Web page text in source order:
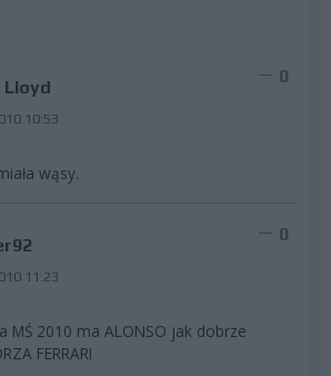
Lloyd
10:53
0
wąsy.
11:23
0
MŚ 2010 ma ALONSO jak dobrze
FERRARI